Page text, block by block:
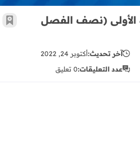
الأولى (نصف الفصل
آخر تحديث:أكتوبر 24, 2022
عدد التعليقات:0 تعليق